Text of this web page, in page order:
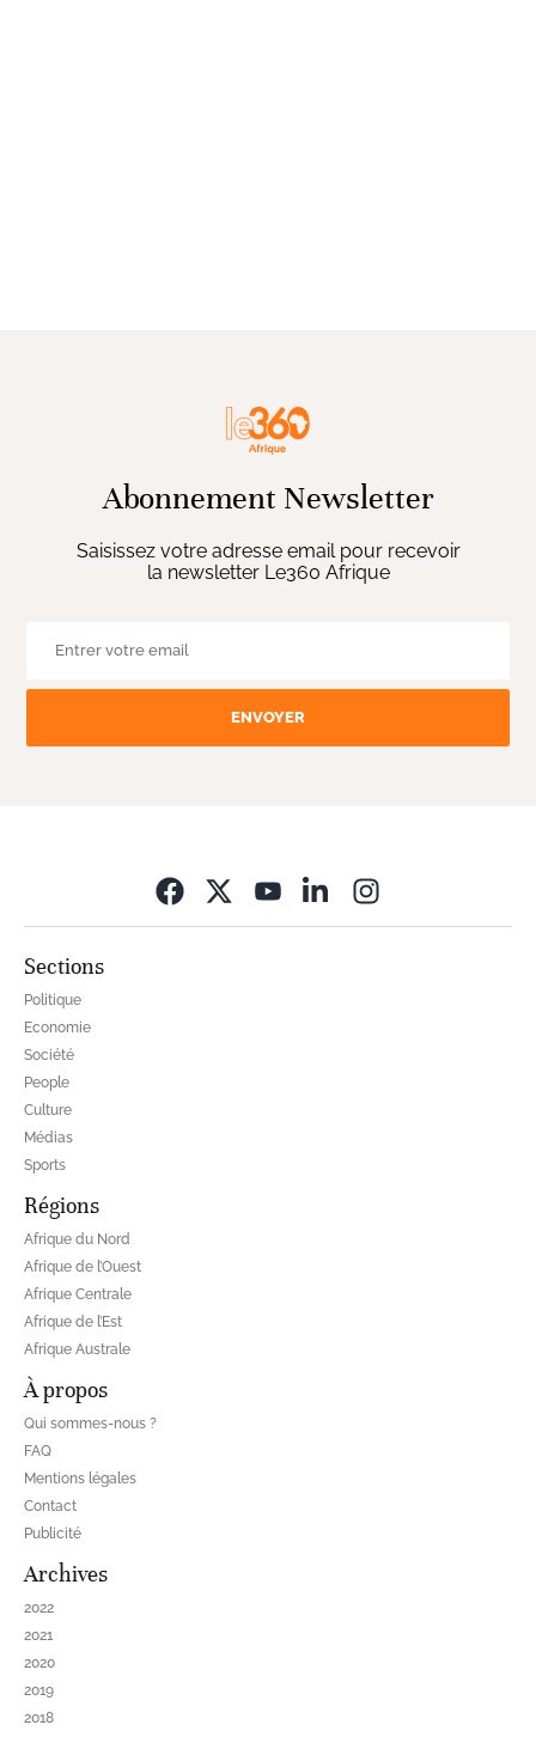
Abonnement Newsletter
Saisissez votre adresse email pour recevoir
la newsletter Le360 Afrique
ENVOYER
Sections
Politique
Economie
Société
People
Culture
Médias
Sports
Régions
Afrique du Nord
Afrique de l’Ouest
Afrique Centrale
Afrique de l’Est
Afrique Australe
À propos
Qui sommes-nous ?
FAQ
Mentions légales
Contact
Publicité
Archives
2022
2021
2020
2019
2018